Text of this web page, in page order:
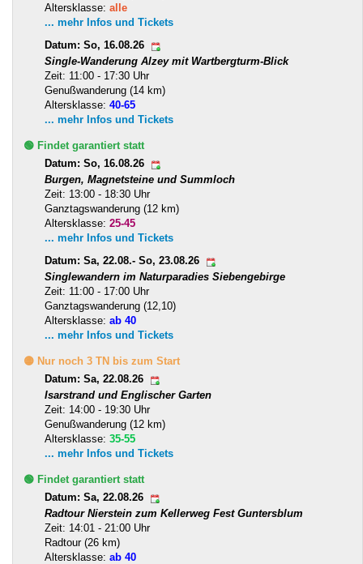
Altersklasse: alle
... mehr Infos und Tickets
Datum: So, 16.08.26
Single-Wanderung Alzey mit Wartbergturm-Blick
Zeit: 11:00 - 17:30 Uhr
Genußwanderung (14 km)
Altersklasse: 40-65
... mehr Infos und Tickets
🟢 Findet garantiert statt
Datum: So, 16.08.26
Burgen, Magnetsteine und Summloch
Zeit: 13:00 - 18:30 Uhr
Ganztagswanderung (12 km)
Altersklasse: 25-45
... mehr Infos und Tickets
Datum: Sa, 22.08.- So, 23.08.26
Singlewandern im Naturparadies Siebengebirge
Zeit: 11:00 - 17:00 Uhr
Ganztagswanderung (12,10)
Altersklasse: ab 40
... mehr Infos und Tickets
🟡 Nur noch 3 TN bis zum Start
Datum: Sa, 22.08.26
Isarstrand und Englischer Garten
Zeit: 14:00 - 19:30 Uhr
Genußwanderung (12 km)
Altersklasse: 35-55
... mehr Infos und Tickets
🟢 Findet garantiert statt
Datum: Sa, 22.08.26
Radtour Nierstein zum Kellerweg Fest Guntersblum
Zeit: 14:01 - 21:00 Uhr
Radtour (26 km)
Altersklasse: ab 40